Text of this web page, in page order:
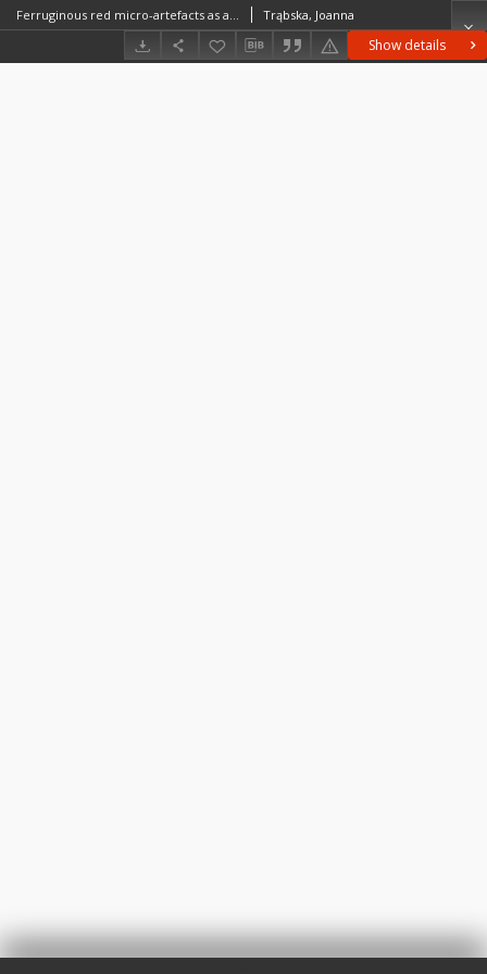
Show details
Ferruginous red micro-artefacts as a source of archaeological information: a study of selected Palaeolithic sites and experimental research = Czerwone proszki żelaziste jako źródło informacji archeologicznej — na podstawie wybranych stanowisk paleolitycznych i badań eksperymentalnych Trąbska, Joanna